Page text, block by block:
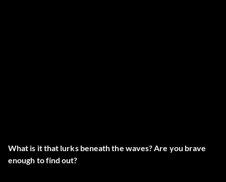
What is it that lurks beneath the waves? Are you brave
enough to find out?